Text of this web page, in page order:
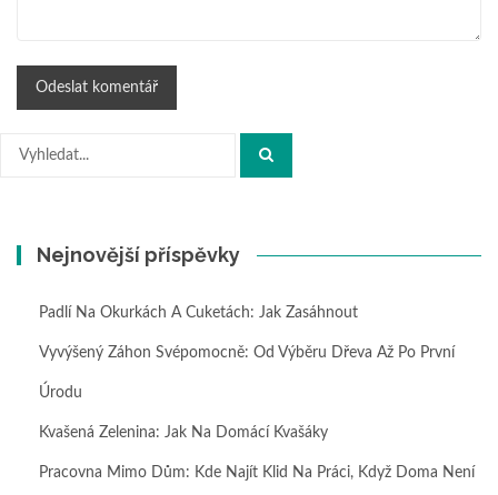
Hledat:
Nejnovější příspěvky
Padlí Na Okurkách A Cuketách: Jak Zasáhnout
Vyvýšený Záhon Svépomocně: Od Výběru Dřeva Až Po První
Úrodu
Kvašená Zelenina: Jak Na Domácí Kvašáky
Pracovna Mimo Dům: Kde Najít Klid Na Práci, Když Doma Není